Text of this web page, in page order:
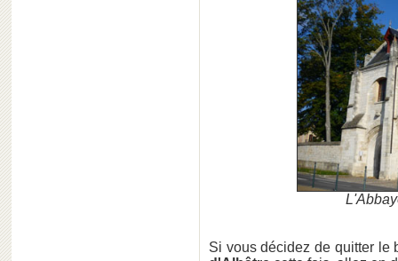
Si vous décidez de quitter le